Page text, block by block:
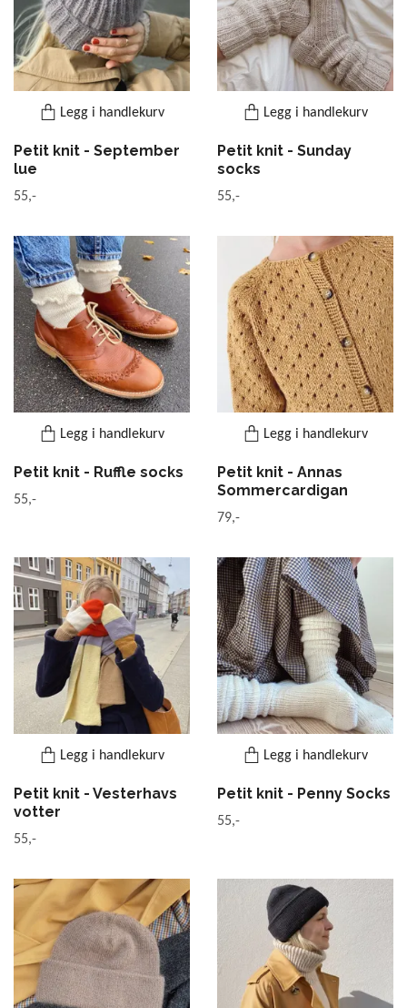
Legg i handlekurv
Petit knit - September
lue
55,-
Legg i handlekurv
Petit knit - Sunday
socks
55,-
Legg i handlekurv
Petit knit - Ruffle socks
55,-
Legg i handlekurv
Petit knit - Annas
Sommercardigan
79,-
Legg i handlekurv
Petit knit - Vesterhavs
votter
55,-
Legg i handlekurv
Petit knit - Penny Socks
55,-